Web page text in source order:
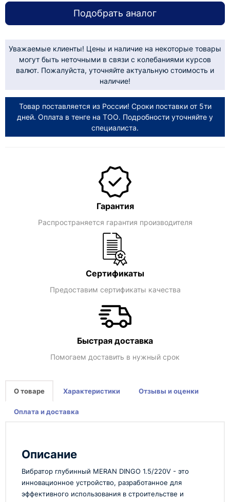
Подобрать аналог
Уважаемые клиенты! Цены и наличие на некоторые товары
могут быть неточными в связи с колебаниями курсов
валют. Пожалуйста, уточняйте актуальную стоимость и
наличие!
Товар поставляется из России! Сроки поставки от 5ти
дней. Оплата в тенге на ТОО. Подробности уточняйте у
специалиста.
Гарантия
Распространяется гарантия производителя
Сертификаты
Предоставим сертификаты качества
Быстрая доставка
Помогаем доставить в нужный срок
О товаре Характеристики Отзывы и оценки
Оплата и доставка
Описание
Вибратор глубинный MERAN DINGO 1.5/220V - это
инновационное устройство, разработанное для
эффективного использования в строительстве и